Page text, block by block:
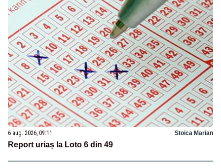
6 aug. 2026, 09:11 Stoica Marian
Report uriaș la Loto 6 din 49